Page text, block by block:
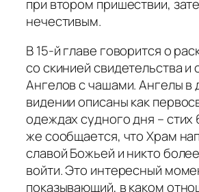
при втором пришествии,
нечестивым.
В 15-й главе говорится о
со скинией свидетельства и
Ангелов с чашами. Ангелы в
видении описаны как
одеждах судного дня – стих
же сообщается, что Храм
славой Божьей и никто
войти. Это интересный
показывающий, в каком